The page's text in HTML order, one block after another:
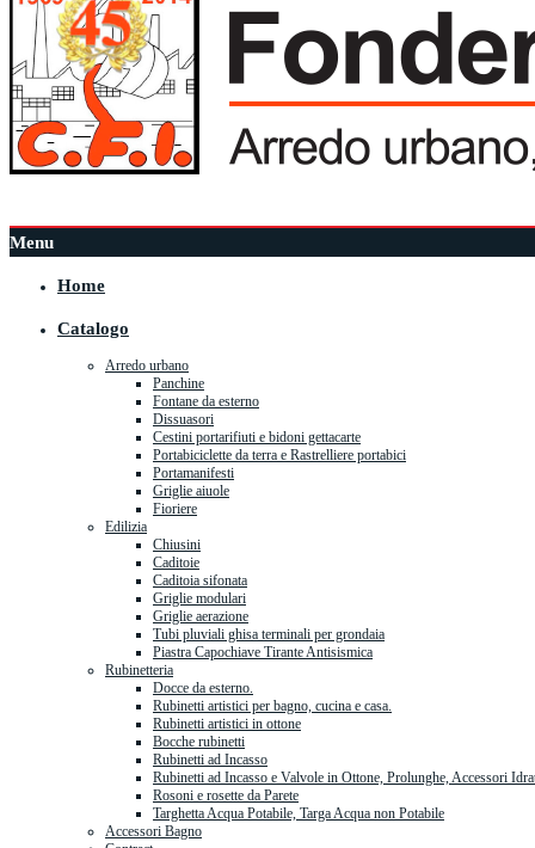
Menu
Home
Catalogo
Arredo urbano
Panchine
Fontane da esterno
Dissuasori
Cestini portarifiuti e bidoni gettacarte
Portabiciclette da terra e Rastrelliere portabici
Portamanifesti
Griglie aiuole
Fioriere
Edilizia
Chiusini
Caditoie
Caditoia sifonata
Griglie modulari
Griglie aerazione
Tubi pluviali ghisa terminali per grondaia
Piastra Capochiave Tirante Antisismica
Rubinetteria
Docce da esterno.
Rubinetti artistici per bagno, cucina e casa.
Rubinetti artistici in ottone
Bocche rubinetti
Rubinetti ad Incasso
Rubinetti ad Incasso e Valvole in Ottone, Prolunghe, Accessori
Rosoni e rosette da Parete
Targhetta Acqua Potabile, Targa Acqua non Potabile
Accessori Bagno